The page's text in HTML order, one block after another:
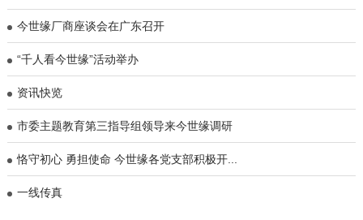
今世缘厂商座谈会在广东召开
“千人看今世缘”活动举办
资讯快览
市委主题教育第三指导组领导来今世缘调研
恪守初心 勇担使命 今世缘各党支部积极开...
一线传真